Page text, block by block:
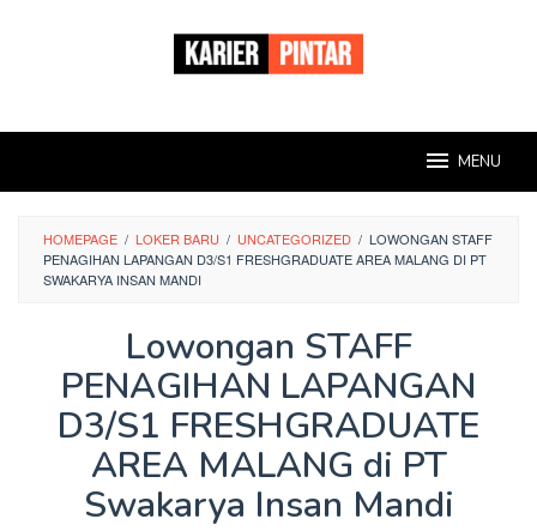
MENU
HOMEPAGE / LOKER BARU / UNCATEGORIZED / LOWONGAN STAFF
PENAGIHAN LAPANGAN D3/S1 FRESHGRADUATE AREA MALANG DI PT
SWAKARYA INSAN MANDI
Lowongan STAFF
PENAGIHAN LAPANGAN
D3/S1 FRESHGRADUATE
AREA MALANG di PT
Swakarya Insan Mandi